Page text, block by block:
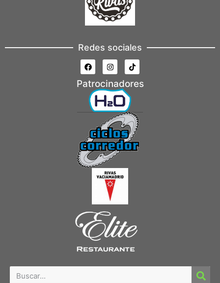
Redes sociales
Patrocinadores